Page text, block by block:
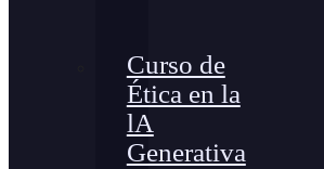
Curso de
Ética en la
lA
Generativa